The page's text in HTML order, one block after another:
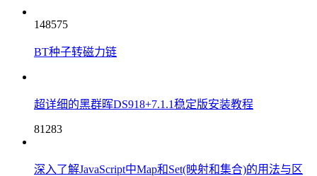
148575
BT种子转磁力链
超详细的黑群晖DS918+7.1.1稳定版安装教程
81283
深入了解JavaScript中Map和Set(映射和集合)的用法与区